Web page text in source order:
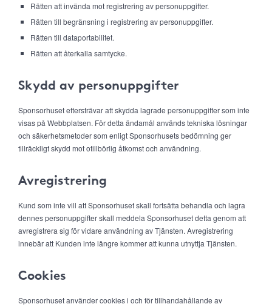
Rätten att invända mot registrering av personuppgifter.
Rätten till begränsning i registrering av personuppgifter.
Rätten till dataportabilitet.
Rätten att återkalla samtycke.
Skydd av personuppgifter
Sponsorhuset eftersträvar att skydda lagrade personuppgifter som inte
visas på Webbplatsen. För detta ändamål används tekniska lösningar
och säkerhetsmetoder som enligt Sponsorhusets bedömning ger
tillräckligt skydd mot otillbörlig åtkomst och användning.
Avregistrering
Kund som inte vill att Sponsorhuset skall fortsätta behandla och lagra
dennes personuppgifter skall meddela Sponsorhuset detta genom att
avregistrera sig för vidare användning av Tjänsten. Avregistrering
innebär att Kunden inte längre kommer att kunna utnyttja Tjänsten.
Cookies
Sponsorhuset använder cookies i och för tillhandahållande av